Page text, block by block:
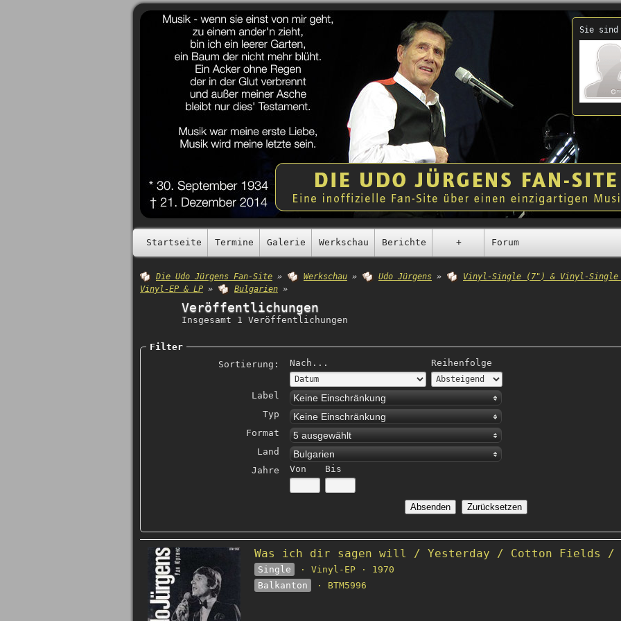
Sie sind
Startseite Termine Galerie Werkschau Berichte + Forum
Die Udo Jürgens Fan-Site » Werkschau » Udo Jürgens »
Vinyl-Single (7") & Vinyl-
Vinyl-EP & LP » Bulgarien »
Veröffentlichungen
Insgesamt 1 Veröffentlichungen
Filter
Sortierung:
Nach... Reihenfolge
Label Keine Einschränkung
Typ Keine Einschränkung
Format 5 ausgewählt
Land Bulgarien
Jahre Von Bis
Was ich dir sagen will / Yesterday / Cotton Fields
Single
· Vinyl-EP · 1970
Balkanton
· BTM5996